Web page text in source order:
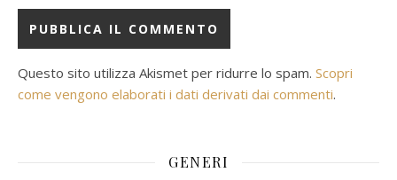
Questo sito utilizza Akismet per ridurre lo spam. Scopri
come vengono elaborati i dati derivati dai commenti.
GENERI